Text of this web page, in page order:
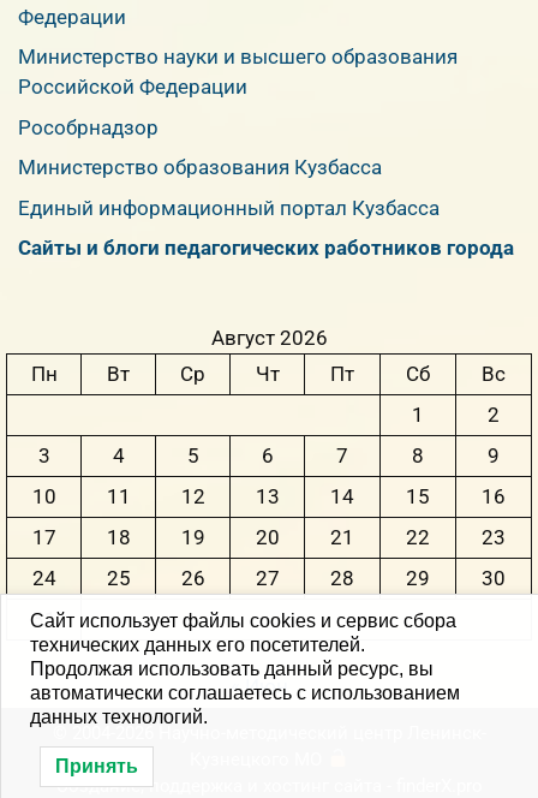
Федерации
Министерство науки и высшего образования
Российской Федерации
Рособрнадзор
Министерство образования Кузбасса
Единый информационный портал Кузбасса
Сайты и блоги педагогических работников города
Август 2026
Пн
Вт Ср Чт Пт Сб
Вс
1
2
3
4 5 6 7 8
9
10
11 12 13 14 15
16
17
18 19 20 21 22
23
24
25 26 27 28 29
30
31
« Июн
Создание, поддержка и хостинг сайта -
Сайт использует файлы cookies и сервис сбора
технических данных его посетителей.
Продолжая использовать данный ресурс, вы
автоматически соглашаетесь с использованием
данных технологий.
Принять